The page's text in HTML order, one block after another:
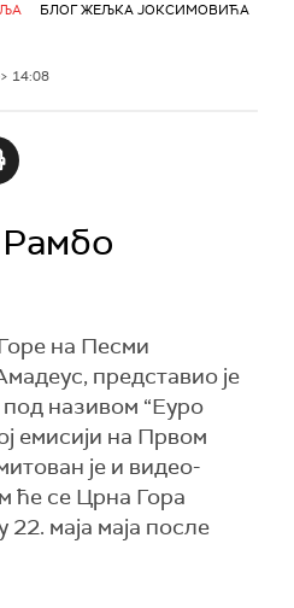
БЛОГ ЖЕЉКА ЈОКСИМОВИЋА
14:08
на Песми
представио је
под називом “Еуро
емисији на Првом
је и видео-
ће се Црна Гора
маја маја после